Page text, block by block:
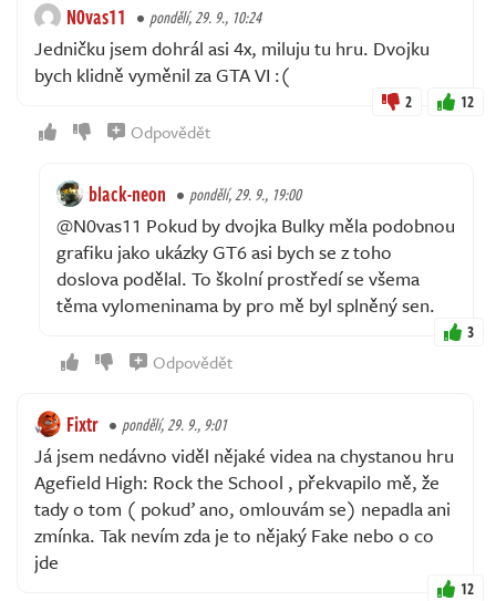
N0vas11 pondělí, 29. 9., 10:24
Jedničku jsem dohrál asi 4x, miluju tu hru. Dvojku
bych klidně vyměnil za GTA VI :(
2 12
Odpovědět
black-neon pondělí, 29. 9., 19:00
@N0vas11 Pokud by dvojka Bulky měla podobnou
grafiku jako ukázky GT6 asi bych se z toho
doslova podělal. To školní prostředí se všema
těma vylomeninama by pro mě byl splněný sen.
3
Odpovědět
Fixtr pondělí, 29. 9., 9:01
Já jsem nedávno viděl nějaké videa na chystanou hru
Agefield High: Rock the School , překvapilo mě, že
tady o tom ( pokuď ano, omlouvám se) nepadla ani
zmínka. Tak nevím zda je to nějaký Fake nebo o co
jde
12